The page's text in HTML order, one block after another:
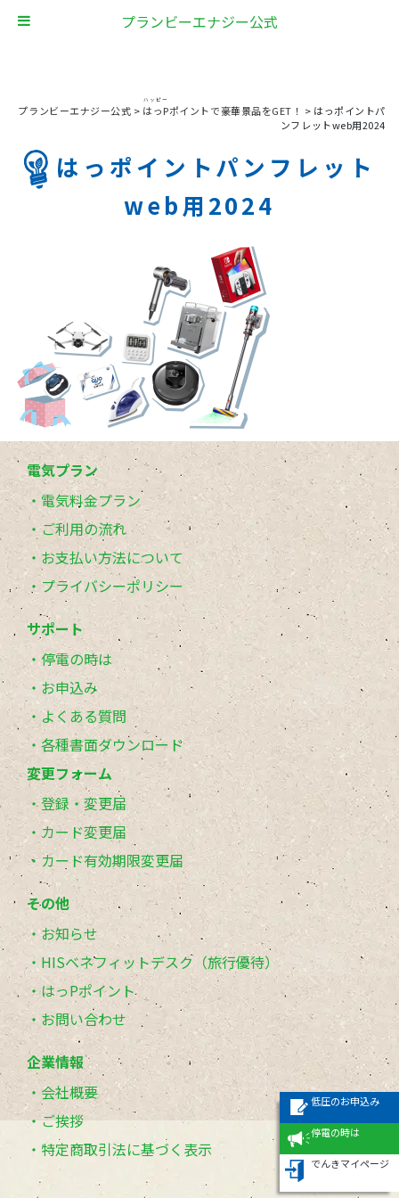
プランビーエナジー公式 > はっP
ハッピー
ポイントで豪華景品をGET！ > はっポイントパ
ンフレットweb用2024
はっポイントパンフレット
web用2024
電気プラン
電気料金プラン
ご利用の流れ
お支払い方法について
プライバシーポリシー
サポート
停電の時は
お申込み
よくある質問
各種書面ダウンロード
変更フォーム
登録・変更届
カード変更届
カード有効期限変更届
その他
お知らせ
HISベネフィットデスク（旅行優待）
はっPポイント
お問い合わせ
企業情報
会社概要
ご挨拶
特定商取引法に基づく表示
低圧のお申込み
停電の時は
でんきマイページ
プランビーエナジー公式